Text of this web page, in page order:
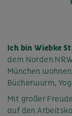
Ich bin Wiebke
dem Norden
München
Bücherwurm,
Mit großer
auf den